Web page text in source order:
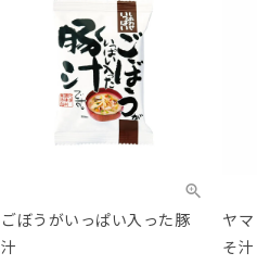
ごぼうがいっぱい入った豚
汁
ヤ
そ